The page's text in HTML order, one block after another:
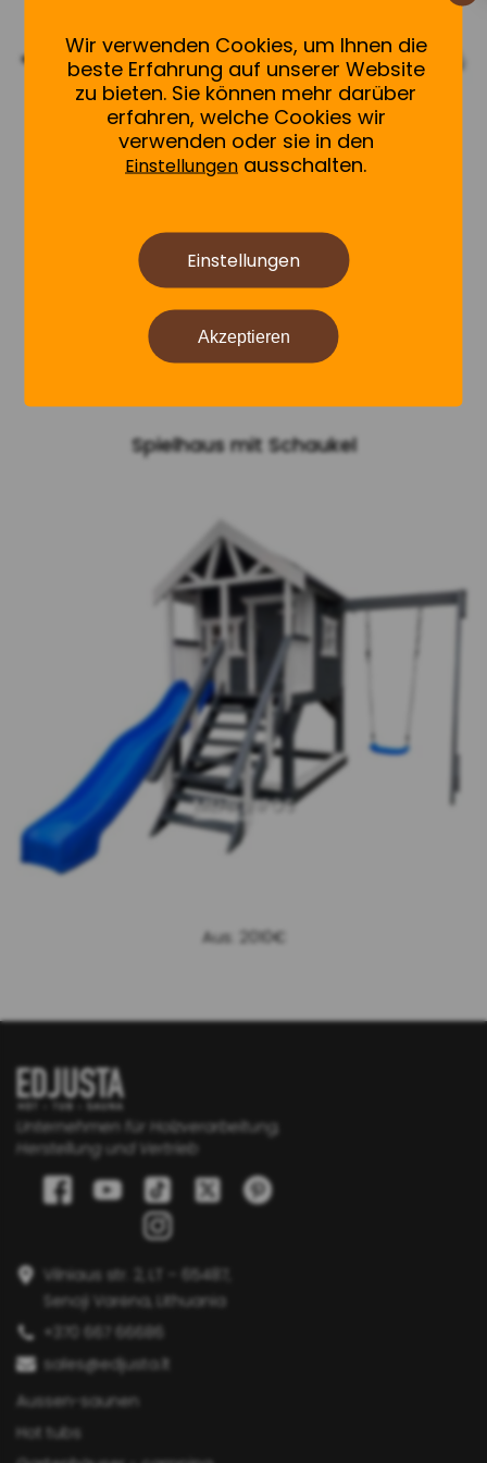
MEHR INFOS
Spielhaus mit Schaukel
Aus: 2010€
MEHR INFOS
Unternehmen für Holzverarbeitung,
Herstellung und Vertrieb
Vilniaus str. 2, LT – 65487,
Senoji Varėna, Lithuania
+370 667 66686
sales@edjusta.lt
Aussen-saunen
Hot tubs
Wir verwenden Cookies, um Ihnen die
beste Erfahrung auf unserer Website
zu bieten. Sie können mehr darüber
erfahren, welche Cookies wir
verwenden oder sie in den
Einstellungen ausschalten.
Akzeptieren
Einstellungen